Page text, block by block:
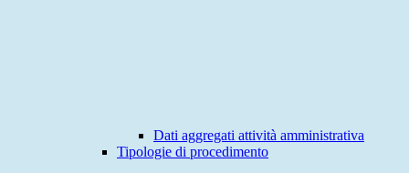
Dati aggregati attività amministrativa
Tipologie di procedimento